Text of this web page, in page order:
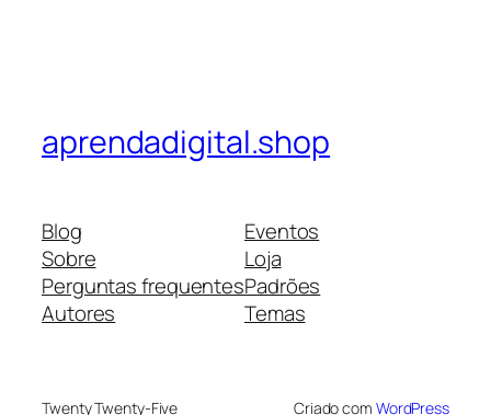
aprendadigital.shop
Blog
Sobre
Perguntas frequentes
Autores
Eventos
Loja
Padrões
Temas
Twenty Twenty-Five Criado com WordPress